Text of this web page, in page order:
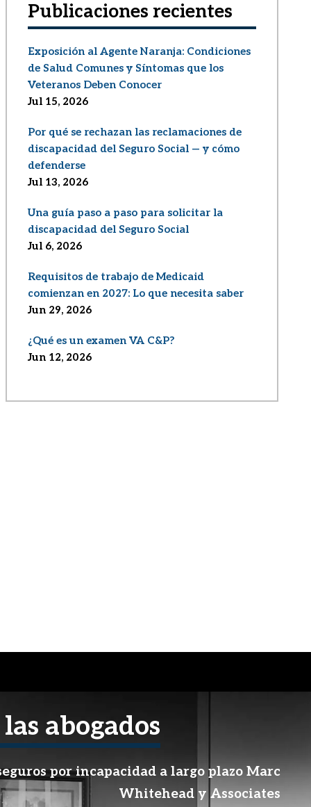
Publicaciones recientes
Exposición al Agente Naranja: Condiciones
de Salud Comunes y Síntomas que los
Veteranos Deben Conocer
Jul 15, 2026
Por qué se rechazan las reclamaciones de
discapacidad del Seguro Social — y cómo
defenderse
Jul 13, 2026
Una guía paso a paso para solicitar la
discapacidad del Seguro Social
Jul 6, 2026
Requisitos de trabajo de Medicaid
comienzan en 2027: Lo que necesita saber
Jun 29, 2026
¿Qué es un examen VA C&P?
Jun 12, 2026
abogados
por incapacidad a largo plazo Marc
Whitehead y Associates